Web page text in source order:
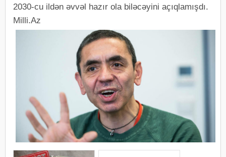
2030-cu ildən əvvəl hazır ola biləcəyini açıqlamışdı.
Milli.Az